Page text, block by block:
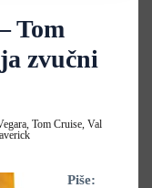
Tom
zvučni
Tom Cruise, Val
Piše: